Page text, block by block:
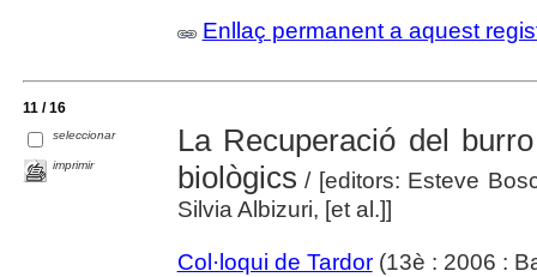
Enllaç permanent a aquest
11 / 16
seleccionar
imprimir
La Recuperació del
biològics / [editors: Esteve
Silvia Albizuri, [et al.]]
Col·loqui de Tardor(13è : 2006 :